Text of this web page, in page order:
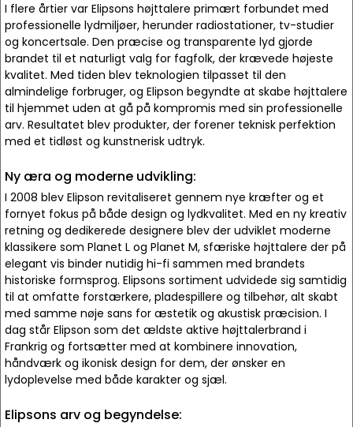
I flere årtier var Elipsons højttalere primært forbundet med
professionelle lydmiljøer, herunder radiostationer, tv-studier
og koncertsale. Den præcise og transparente lyd gjorde
brandet til et naturligt valg for fagfolk, der krævede højeste
kvalitet. Med tiden blev teknologien tilpasset til den
almindelige forbruger, og Elipson begyndte at skabe højttalere
til hjemmet uden at gå på kompromis med sin professionelle
arv. Resultatet blev produkter, der forener teknisk perfektion
med et tidløst og kunstnerisk udtryk.
Ny æra og moderne udvikling:
I 2008 blev Elipson revitaliseret gennem nye kræfter og et
fornyet fokus på både design og lydkvalitet. Med en ny kreativ
retning og dedikerede designere blev der udviklet moderne
klassikere som Planet L og Planet M, sfæriske højttalere der på
elegant vis binder nutidig hi-fi sammen med brandets
historiske formsprog. Elipsons sortiment udvidede sig samtidig
til at omfatte forstærkere, pladespillere og tilbehør, alt skabt
med samme nøje sans for æstetik og akustisk præcision. I
dag står Elipson som det ældste aktive højttalerbrand i
Frankrig og fortsætter med at kombinere innovation,
håndværk og ikonisk design for dem, der ønsker en
lydoplevelse med både karakter og sjæl.
Elipsons arv og begyndelse: